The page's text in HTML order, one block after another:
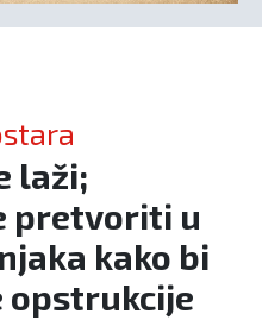
laži;
pretvoriti u
kako bi